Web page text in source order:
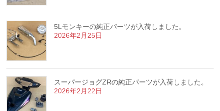
5Lモンキーの純正パーツが入荷しました。
2026年2月25日
スーパージョグZRの純正パーツが入荷しました。
2026年2月22日